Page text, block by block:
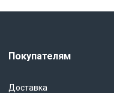
Покупателям
Доставка